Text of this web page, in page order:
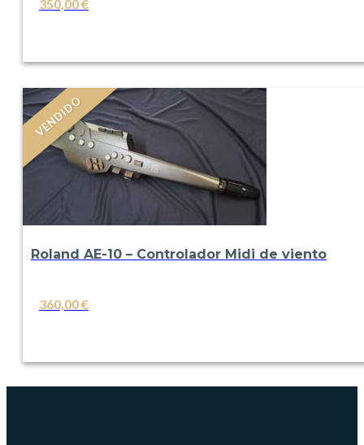
350,00€
Roland AE-10 – Controlador Midi de viento
360,00€
VENDIDO